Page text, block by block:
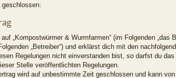
geschlossen:
„Kompostwürmer & Wurmfarmen“ (im Folgenden
„Betreiber“) und erklärst dich mit den
Regelungen nicht einverstanden bist, so darfst du
Stelle veröffentlichten Regelungen.
wird auf unbestimmte Zeit geschlossen und kann